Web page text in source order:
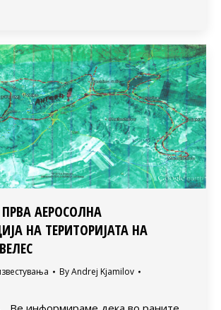
АЕРОСОЛНА
НА ТЕРИТОРИЈАТА НА
ByAndrej Kjamilov